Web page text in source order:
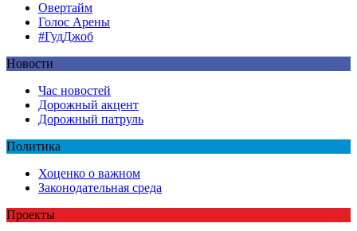
Овертайм
Голос Арены
#ГудДжоб
Новости
Час новостей
Дорожный акцент
Дорожный патруль
Политика
Хоценко о важном
Законодательная среда
Проекты